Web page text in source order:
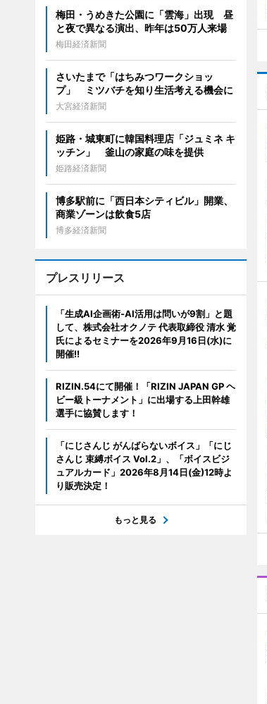
梅田・うめきた公園に「雲海」出現 昼
と夜で異なる演出、昨年は50万人来場
梅田経済新聞
さいたまで「はちみつワークショッ
プ」 ミツバチを知り生活考える機会に
大宮経済新聞
姫路・城東町に韓国料理店「ジュミネ キ
ッチン」 釜山の家庭の味を提供
姫路経済新聞
博多駅前に「西日本シティビル」開業、
商業ゾーンは飲食5店
博多経済新聞
プレスリリース
「生成AI企画術-AI活用は問いが9割」と題
して、株式会社オクノテ 代表取締役 清水 覚
氏によるセミナーを2026年9月16日(水)に
開催!!
RIZIN.54にて開催！「RIZIN JAPAN GP ヘ
ビー級トーナメント」に出場する上田幹雄
選手に協賛します！
「にじさんじ がんばらないボイス」「にじ
さんじ 束縛ボイス Vol.2」、「ボイスビジ
ュアルカード」2026年8月14日(金)12時よ
り販売決定！
もっと見る